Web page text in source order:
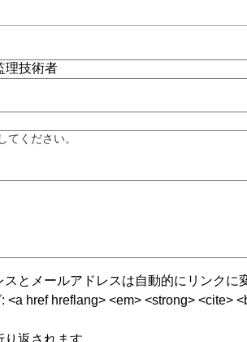
てください。
とメールアドレスは自動的にリンクに
<a href hreflang> <em> <strong> <cite>
返されます。